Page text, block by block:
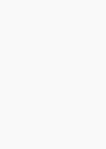
Square
広がるスコーミ
マーケットで見
苗場 Exotic Fruit
マーケット Green
でオーガニック・
ーズマーケットで
カナダのファー
ーケットは本当
ーガニックファ